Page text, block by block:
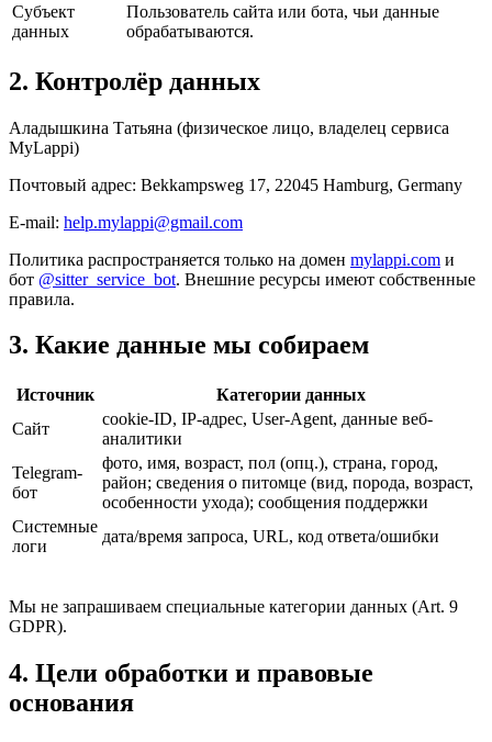
Субъект
данных
Пользователь сайта или бота, чьи данные
обрабатываются.
2. Контролёр данных
Аладышкина Татьяна (физическое лицо, владелец сервиса
MyLappi)
Почтовый адрес: Bekkampsweg 17, 22045 Hamburg, Germany
E-mail: help.mylappi@gmail.com
Политика распространяется только на домен mylappi.com и
бот @sitter_service_bot. Внешние ресурсы имеют собственные
правила.
3. Какие данные мы собираем
Источник
Категории данных
Сайт
cookie-ID, IP-адрес, User-Agent, данные веб-
аналитики
Telegram-
бот
фото, имя, возраст, пол (опц.), страна, город,
район; сведения о питомце (вид, порода, возраст,
особенности ухода); сообщения поддержки
Системные
логи
дата/время запроса, URL, код ответа/ошибки
Мы не запрашиваем специальные категории данных (Art. 9
GDPR).
4. Цели обработки и правовые
основания